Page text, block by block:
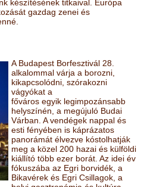
készítésének titkaival. Európa
gazdag zenei és
A Budapest Borfesztivál 28.
alkalommal várja a borozni,
kikapcsolódni, szórakozni
vágyókat a
főváros egyik legimpozánsabb
helyszínén, a megújuló Budai
Várban. A vendégek nappal és
esti fényében is káprázatos
panorámát élvezve kóstolhatják
meg a közel 200 hazai és külföldi
kiállító több ezer borát. Az idei év
fókuszába az Egri borvidék, a
Bikavérek és Egri Csillagok, a